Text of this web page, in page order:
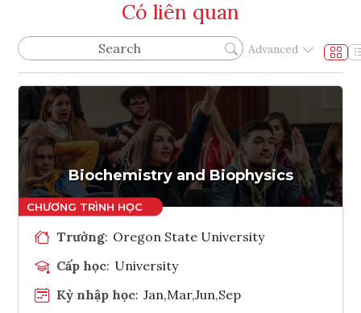
Có liên quan
Advanced
Biochemistry and Biophysics
Trường: Oregon State University
Cấp học: University
Kỳ nhập học: Jan,Mar,Jun,Sep